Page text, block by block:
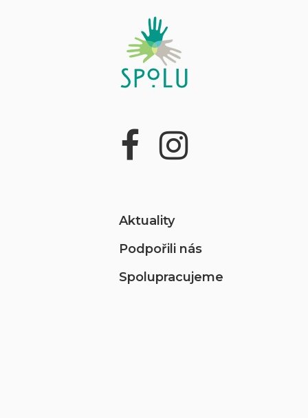
Aktuality
Podpořili nás
Spolupracujeme